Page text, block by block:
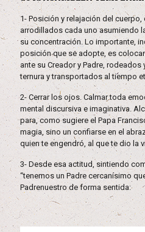
1- Posición y relajación del
arrodillados cada uno asumiendo
su concentración. Lo importante,
posición que se adopte, es
ante su Creador y Padre,
ternura y transportados al tiempo
2- Cerrar los ojos. Calmar toda
mental discursiva e imaginativa.
para, como sugiere el Papa
magia, sino un confiarse en el
quien te engendró, al que te dio la
3- Desde esa actitud, sintiendo
“tenemos un Padre cercanísimo
Padrenuestro de forma sentida: